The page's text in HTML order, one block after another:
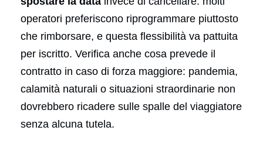
operatori preferiscono riprogrammare piuttosto
che rimborsare, e questa flessibilità va pattuita
per iscritto. Verifica anche cosa prevede il
contratto in caso di forza maggiore: pandemia,
calamità naturali o situazioni straordinarie non
dovrebbero ricadere sulle spalle del viaggiatore
senza alcuna tutela.